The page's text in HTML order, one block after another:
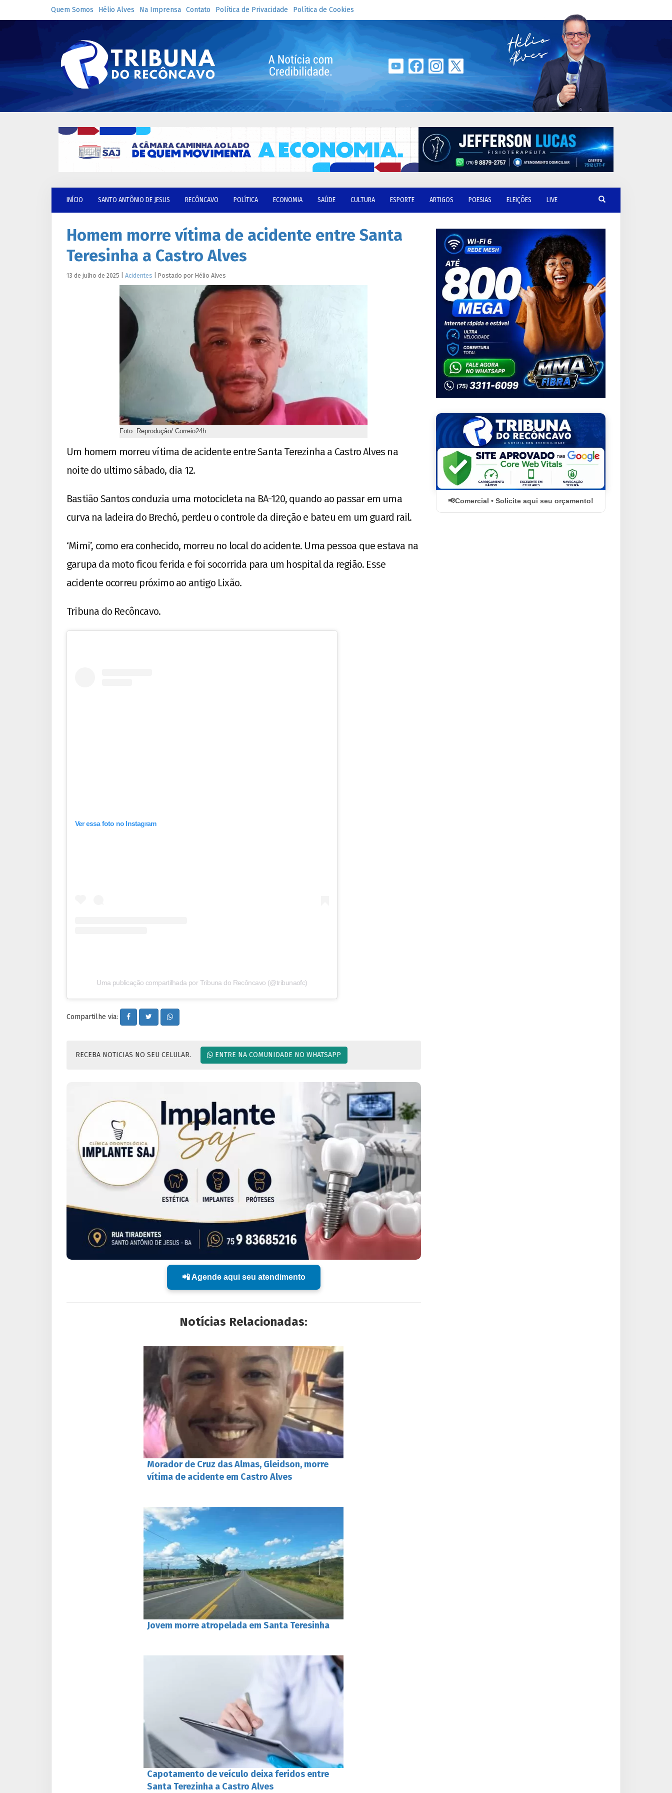
Quem Somos Hélio Alves Na Imprensa Contato Política de Privacidade Política de Cookies
INÍCIO SANTO ANTÔNIO DE JESUS RECÔNCAVO POLÍTICA ECONOMIA SAÚDE CULTURA ESPORTE ARTIGOS POESIAS ELEIÇÕES LIVE
Homem morre vítima de acidente entre Santa
Teresinha a Castro Alves
13 de julho de 2025 Acidentes Postado por Hélio Alves
Foto: Reprodução/ Correio24h
Um homem morreu vítima de acidente entre Santa Terezinha a Castro Alves na
noite do ultimo sábado, dia 12.
Bastião Santos conduzia uma motocicleta na BA-120, quando ao passar em uma
curva na ladeira do Brechó, perdeu o controle da direção e bateu em um guard rail.
‘Mimi’, como era conhecido, morreu no local do acidente. Uma pessoa que estava na
garupa da moto ficou ferida e foi socorrida para um hospital da região. Esse
acidente ocorreu próximo ao antigo Lixão.
Tribuna do Recôncavo.
Ver essa foto no Instagram
Uma publicação compartilhada por Tribuna do Recôncavo (@tribunaofc)
Compartilhe via:
RECEBA NOTICIAS NO SEU CELULAR. ENTRE NA COMUNIDADE NO WHATSAPP
📲 Agende aqui seu atendimento
Notícias Relacionadas:
Morador de Cruz das Almas, Gleidson, morre
vítima de acidente em Castro Alves
Jovem morre atropelada em Santa Teresinha
Capotamento de veículo deixa feridos entre
Santa Terezinha a Castro Alves
Comercial • Solicite aqui seu orçamento!